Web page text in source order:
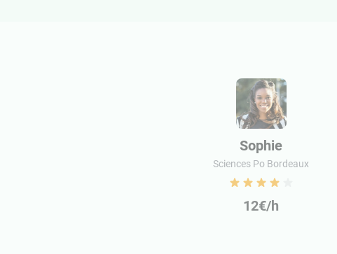
Sophie
Sciences Po Bordeaux
12€/h